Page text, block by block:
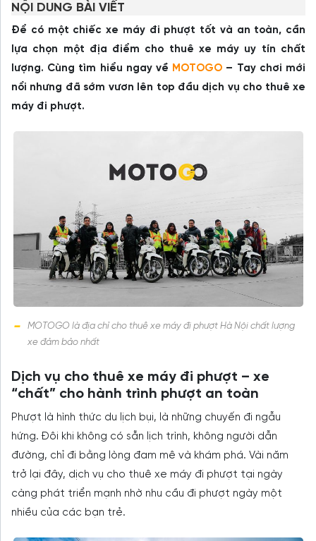
NỘI DUNG BÀI VIẾT
Để có một chiếc xe máy đi phượt tốt và an toàn, cần
lựa chọn một địa điểm cho thuê xe máy uy tín chất
lượng. Cùng tìm hiểu ngay về MOTOGO – Tay chơi mới
nổi nhưng đã sớm vươn lên top đầu dịch vụ cho thuê xe
máy đi phượt.
MOTOGO là địa chỉ cho thuê xe máy đi phượt Hà Nội chất lượng
xe đảm bảo nhất
Dịch vụ cho thuê xe máy đi phượt – xe
“chất” cho hành trình phượt an toàn
Phượt là hình thức du lịch bụi, là những chuyến đi ngẫu
hứng. Đôi khi không có sẵn lịch trình, không người dẫn
đường, chỉ đi bằng lòng đam mê và khám phá. Vài năm
trở lại đây, dịch vụ cho thuê xe máy đi phượt tại ngày
càng phát triển mạnh nhờ nhu cầu đi phượt ngày một
nhiều của các bạn trẻ.